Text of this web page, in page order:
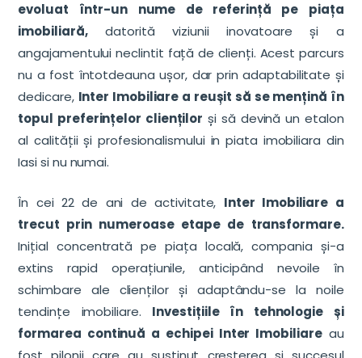
evoluat într-un nume de referință pe piața
imobiliară,datorită viziunii inovatoare și a
angajamentului neclintit față de clienți. Acest parcurs
nu a fost întotdeauna ușor, dar prin adaptabilitate și
dedicare, Inter Imobiliare a reușit să se mențină în
topul preferințelor clienților și să devină un etalon
al calității și profesionalismului in piata imobiliara din
Iasi si nu numai.
În cei 22 de ani de activitate, Inter Imobiliare a
trecut prin numeroase etape de transformare.
Inițial concentrată pe piața locală, compania și-a
extins rapid operațiunile, anticipând nevoile în
schimbare ale clienților și adaptându-se la noile
tendințe imobiliare. Investițiile în tehnologie și
formarea continuă a echipei Inter Imobiliareau